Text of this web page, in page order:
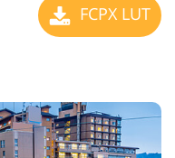
FCPX LUT